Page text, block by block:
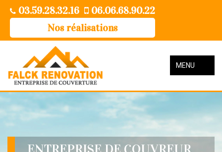
03.59.28.32.16
06.06.68.90.22
Nos réalisations
MENU